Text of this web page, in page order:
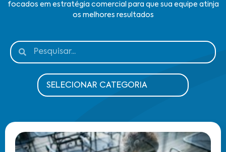
focados em estratégia comercial para que sua equipe atinja
os melhores resultados